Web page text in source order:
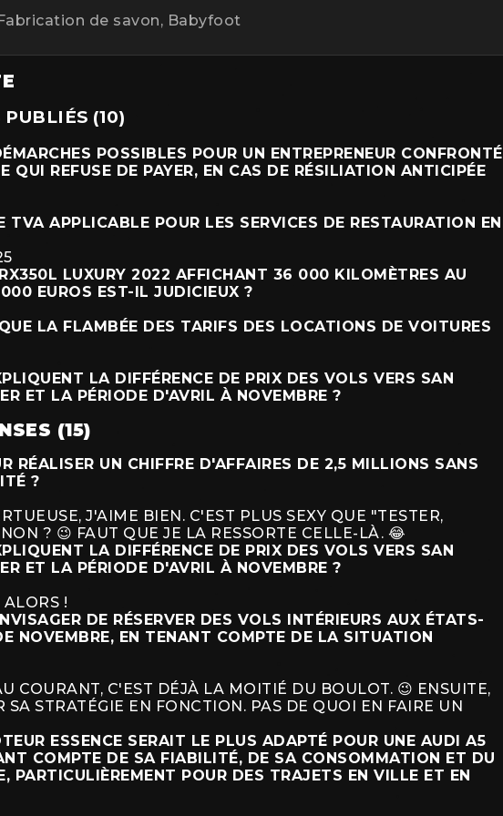
de savon, Babyfoot
PUBLIÉS (10)
POSSIBLES POUR UN ENTREPRENEUR CONFRONTÉ
QUI REFUSE DE PAYER, EN CAS DE RÉSILIATION ANTICIPÉE
TVA APPLICABLE POUR LES SERVICES DE RESTAURATION EN
LUXURY 2022 AFFICHANT 36 000 KILOMÈTRES AU
EUROS EST-IL JUDICIEUX ?
LA FLAMBÉE DES TARIFS DES LOCATIONS DE VOITURES
LA DIFFÉRENCE DE PRIX DES VOLS VERS SAN
ET LA PÉRIODE D'AVRIL À NOVEMBRE ?
(15)
RÉALISER UN CHIFFRE D'AFFAIRES DE 2,5 MILLIONS SANS
?
J'AIME BIEN. C'EST PLUS SEXY QUE "TESTER,
? 😉 FAUT QUE JE LA RESSORTE CELLE-LÀ. 😂
LA DIFFÉRENCE DE PRIX DES VOLS VERS SAN
ET LA PÉRIODE D'AVRIL À NOVEMBRE ?
!
DE RÉSERVER DES VOLS INTÉRIEURS AUX ÉTATS-
NOVEMBRE, EN TENANT COMPTE DE LA SITUATION
COURANT, C'EST DÉJÀ LA MOITIÉ DU BOULOT. 😉 ENSUITE,
SA STRATÉGIE EN FONCTION. PAS DE QUOI EN FAIRE UN
ESSENCE SERAIT LE PLUS ADAPTÉ POUR UNE AUDI A5
COMPTE DE SA FIABILITÉ, DE SA CONSOMMATION ET DU
PARTICULIÈREMENT POUR DES TRAJETS EN VILLE ET EN